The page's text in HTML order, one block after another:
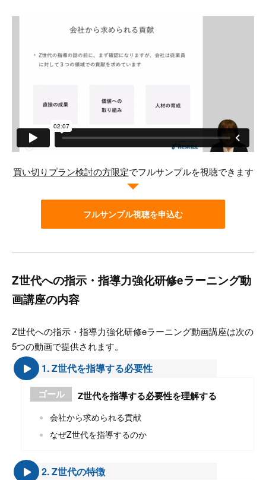
買い切りプラン検討の方限定でフルサンプルを視聴できます
フルサンプル視聴を申込む
Z世代への指示・指導力強化研修eラーニング動
画講座の内容
Z世代への指示・指導力強化研修eラーニング動画講座は次の
5つの動画で提供されます。
1. Z世代を指導する必要性
ゴール Z世代を指導する必要性を理解する
会社から求められる貢献
なぜZ世代を指導するのか
2. Z世代の特徴